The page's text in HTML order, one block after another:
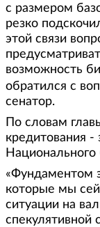
с размером
резко
этой связи
возможность
обратился с
сенатор.
По словам
кредитования -
Национального
«Фундаментом
которые мы
ситуации на
спекулятивной